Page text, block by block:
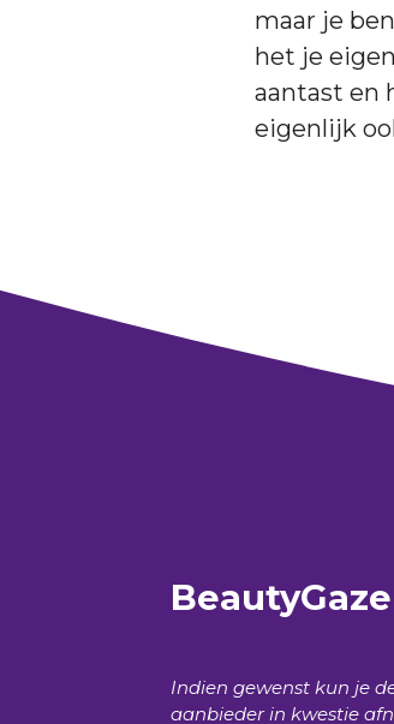
maar je
het je
aantast en
eigenlijk
BeautyGaze
Indien gewenst kun je
aanbieder in kwestie